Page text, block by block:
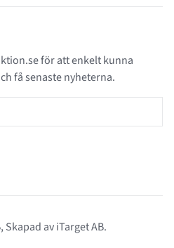
för att enkelt kunna
få senaste nyheterna.
Skapad aviTarget AB.